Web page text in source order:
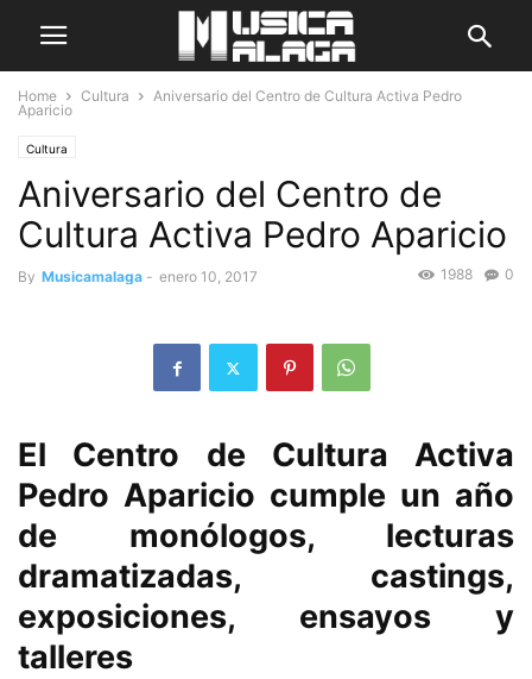
Home Cultura
Aniversario del Centro de Cultura Activa Pedro
Aparicio
Cultura
Aniversario del Centro de
Cultura Activa Pedro Aparicio
By Musicamalaga - enero 10, 2017 0
1988
El Centro de Cultura Activa
Pedro Aparicio cumple un año
de monólogos, lecturas
dramatizadas, castings,
exposiciones, ensayos y
talleres